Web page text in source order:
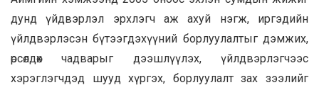
дунд үйдвэрлэл эрхлэгч аж ахуй нэгж, иргэдийн
үйлдвэрлэсэн бүтээгдэхүүний борлуулалтыг дэмжих,
өрсөлдөх чадварыг дээшлүүлэх, үйлдвэрлэгчээс
хэрэглэгчдэд шууд хүргэх, борлуулалт зах зээлийг